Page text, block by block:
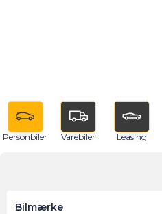
Personbiler Varebiler Leasing
Bilmærke